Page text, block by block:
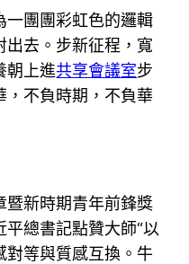
一團團彩虹色的邏輯
出去。步新征程，寬
朝上進共享會議室步
，不負時期，不負華
暨新時期青年前鋒獎
總書記點贊大師“以
對等與質感互換。牛